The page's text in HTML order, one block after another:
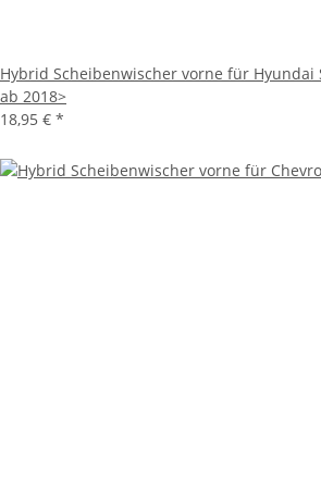
Hybrid Scheibenwischer vorne für Hyundai
ab 2018>
18,95 € *